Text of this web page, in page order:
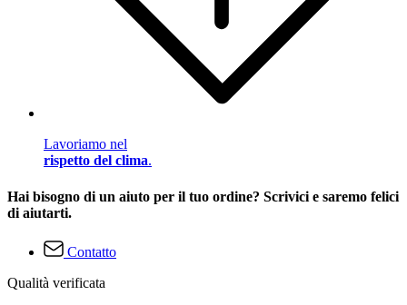
Lavoriamo nel
rispetto del clima.
Hai bisogno di un aiuto per il tuo ordine? Scrivici e saremo felici
di aiutarti.
Contatto
Qualità verificata